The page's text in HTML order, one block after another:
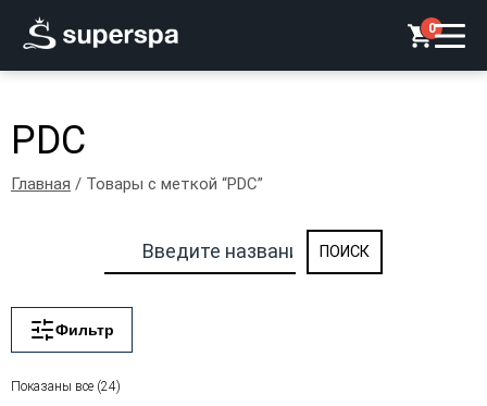
0
PDC
Главная / Товары с меткой “PDC”
Фильтр
Показаны все (24)